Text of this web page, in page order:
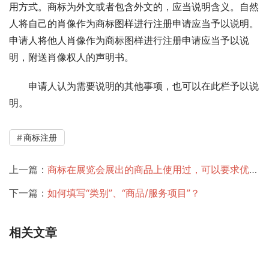
用方式。商标为外文或者包含外文的，应当说明含义。自然
人将自己的肖像作为商标图样进行注册申请应当予以说明。
申请人将他人肖像作为商标图样进行注册申请应当予以说
明，附送肖像权人的声明书。
申请人认为需要说明的其他事项，也可以在此栏予以说
明。
商标注册
上一篇： 商标在展览会展出的商品上使用过，可以要求优先权吗？该如何填写？
下一篇： 如何填写“类别”、“商品/服务项目”？
相关文章